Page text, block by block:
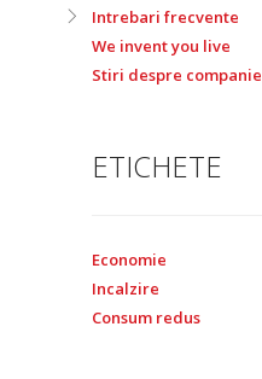
Intrebari frecvente
We invent you live
Stiri despre companie
ETICHETE
Economie
Incalzire
Consum redus